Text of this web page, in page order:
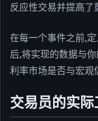
反应性交易并提高了
在每一个事件之前,
后,将实现的数据与
利率市场是否与宏观
交易员的实